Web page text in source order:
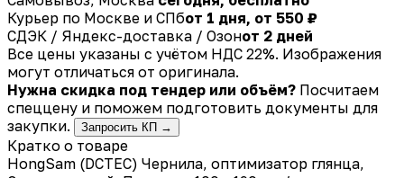
Курьер по Москве и СПбот 1 дня, от 550 ₽
СДЭК / Яндекс-доставка / Озонот 2 дней
Все цены указаны с учётом НДС 22%. Изображения
могут отличаться от оригинала.
Нужна скидка под тендер или объём? Посчитаем
спеццену и поможем подготовить документы для
закупки.
Запросить КП →
Кратко о товаре
HongSam (DCTEC) Чернила, оптимизатор глянца,